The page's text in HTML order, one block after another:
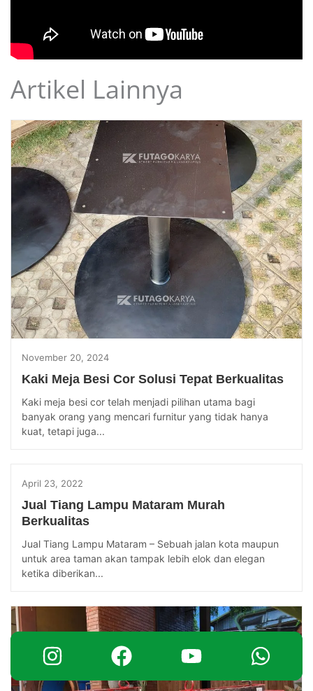
Artikel Lainnya
November 20, 2024
Kaki Meja Besi Cor Solusi Tepat Berkualitas
Kaki meja besi cor telah menjadi pilihan utama bagi
banyak orang yang mencari furnitur yang tidak hanya
kuat, tetapi juga...
April 23, 2022
Jual Tiang Lampu Mataram Murah
Berkualitas
Jual Tiang Lampu Mataram – Sebuah jalan kota maupun
untuk area taman akan tampak lebih elok dan elegan
ketika diberikan...